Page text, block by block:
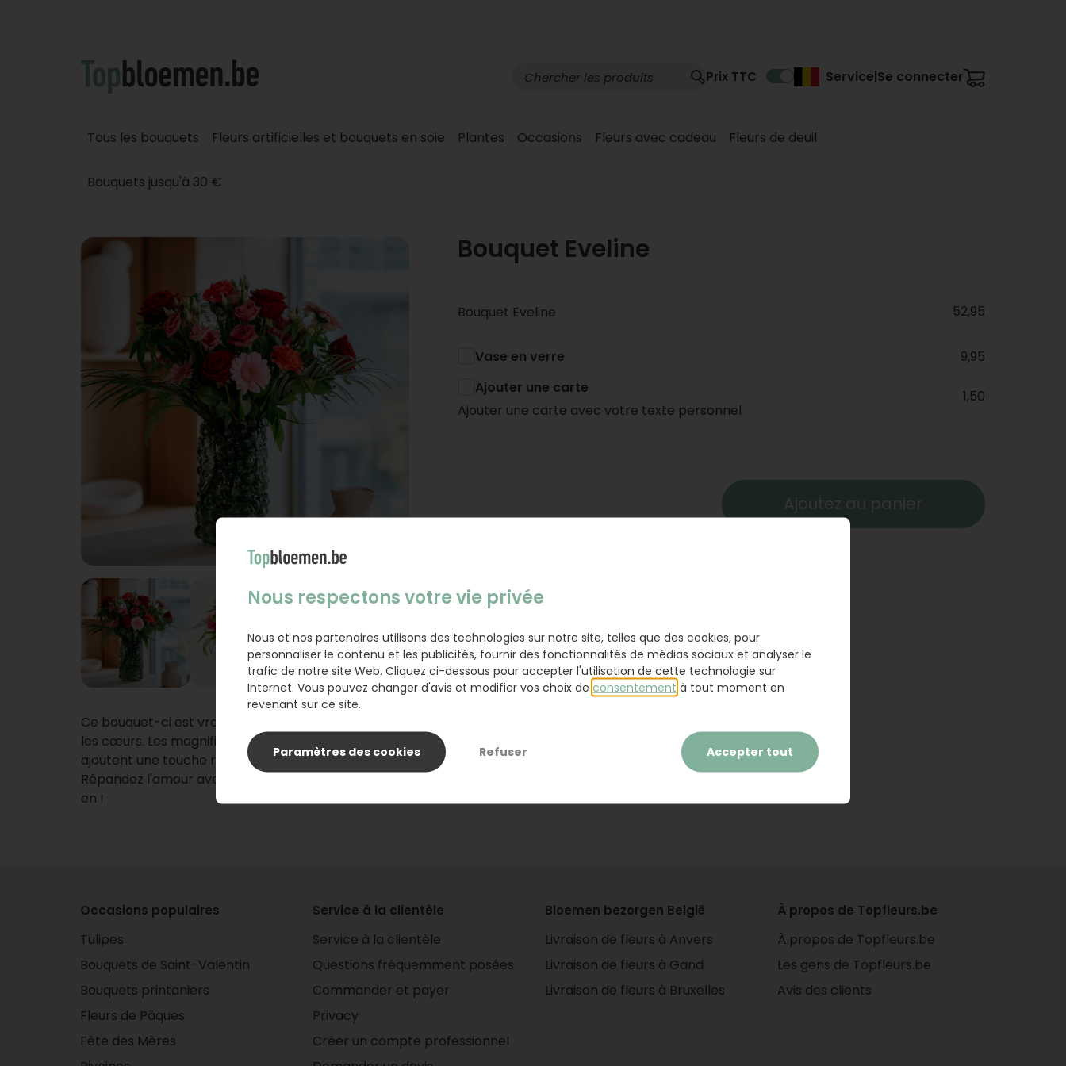
Prix TTC Service Se connecter
Tous les bouquets Fleurs artificielles et bouquets en soie Plantes Occasions Fleurs avec cadeau Fleurs de deuil
Bouquets jusqu'à 30 €
Ce bouquet-ci est vraiment un bouquet qui va voler
les cœurs. Les magnifiques teintes rouge/rose
ajoutent une touche romantique à tout salon.
Répandez l'amour avec Bouquet Eveline et profitez-
en !
Bouquet Eveline
Bouquet Eveline 52,95
Vase en verre
9,95
Ajouter une carte
Ajouter une carte avec votre texte personnel
1,50
Ajoutez au panier
Occasions populaires
Tulipes
Bouquets de Saint-Valentin
Bouquets printaniers
Fleurs de Pâques
Fête des Mères
Service à la clientèle
Service à la clientèle
Questions fréquemment posées
Commander et payer
Privacy
Créer un compte professionnel
Bloemen bezorgen België
Livraison de fleurs à Anvers
Livraison de fleurs à Gand
Livraison de fleurs à Bruxelles
À propos de Topfleurs.be
À propos de Topfleurs.be
Les gens de Topfleurs.be
Avis des clients
Nous respectons votre vie privée
Nous et nos partenaires utilisons des technologies sur notre site, telles que des cookies, pour
personnaliser le contenu et les publicités, fournir des fonctionnalités de médias sociaux et analyser le
trafic de notre site Web. Cliquez ci-dessous pour accepter l'utilisation de cette technologie sur
Internet. Vous pouvez changer d'avis et modifier vos choix de consentement à tout moment en
revenant sur ce site.
Accepter tout
Paramètres des cookies Refuser